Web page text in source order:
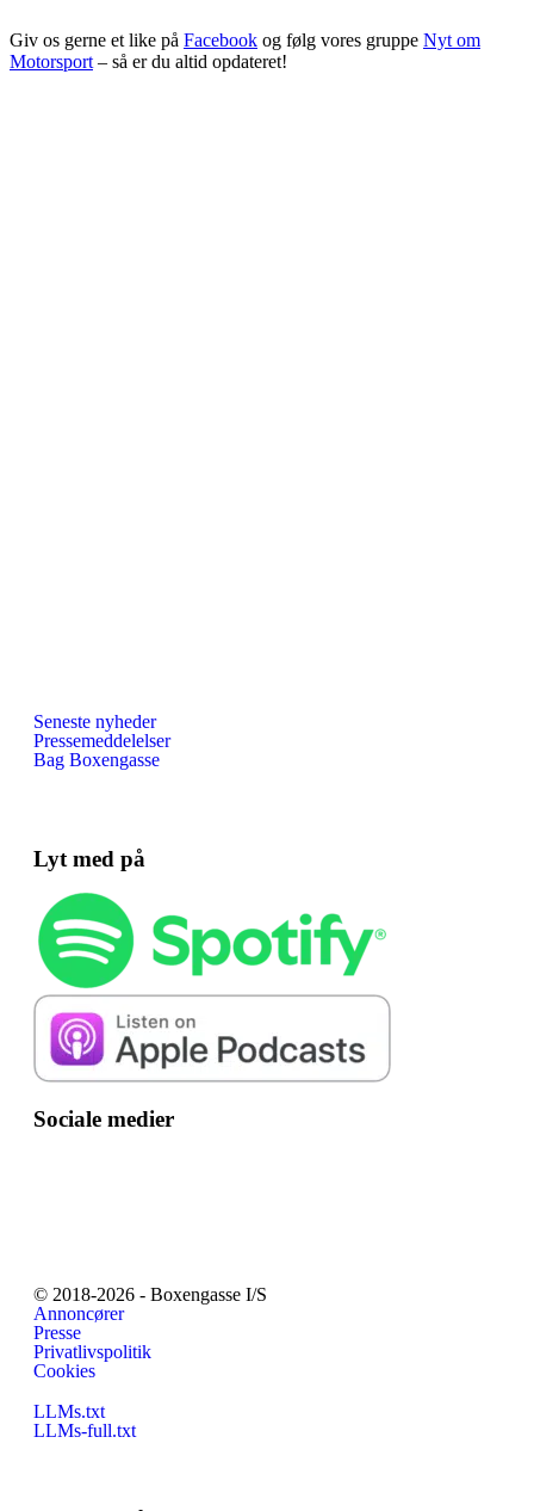
Giv os gerne et like på Facebook og følg vores gruppe Nyt om
Motorsport – så er du altid opdateret!
Seneste nyheder
Pressemeddelelser
Bag Boxengasse
Lyt med på
Sociale medier
© 2018-2026 - Boxengasse I/S
Annoncører
Presse
Privatlivspolitik
Cookies
LLMs.txt
LLMs-full.txt